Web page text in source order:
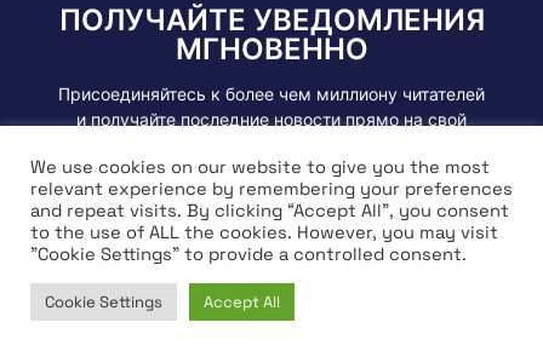
Home News
ПОЛУЧАЙТЕ УВЕДОМЛЕНИЯ
МГНОВЕННО
Присоединяйтесь к более чем миллиону читателей
и получайте последние новости прямо на свой
We use cookies on our website to give you the most
relevant experience by remembering your preferences
and repeat visits. By clicking “Accept All”, you consent
to the use of ALL the cookies. However, you may visit
"Cookie Settings" to provide a controlled consent.
Cookie Settings Accept All